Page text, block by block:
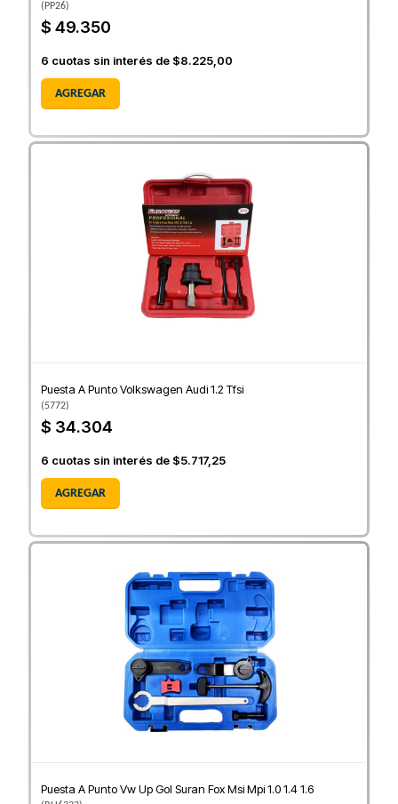
(PP26)
$ 49.350
6 cuotas sin interés de $8.225,00
AGREGAR
Puesta A Punto Volkswagen Audi 1.2 Tfsi
(5772)
$ 34.304
6 cuotas sin interés de $5.717,25
AGREGAR
Puesta A Punto Vw Up Gol Suran Fox Msi Mpi 1.0 1.4 1.6